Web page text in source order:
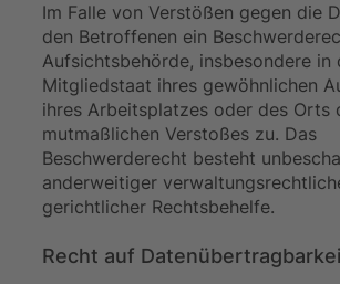
Im Falle von Verstößen gegen die
den Betroffenen ein
Aufsichtsbehörde, insbesondere in
Mitgliedstaat ihres gewöhnlichen
ihres Arbeitsplatzes oder des Orts
mutmaßlichen Verstoßes zu. Das
Beschwerderecht besteht
anderweitiger
gerichtlicher Rechtsbehelfe.
Recht auf